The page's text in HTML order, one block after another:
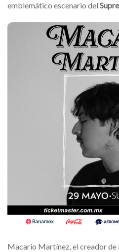
emblemático escenario del
Macario Martínez, el creador de